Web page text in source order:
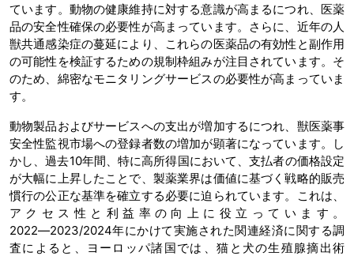
ています。動物の健康維持に対する意識が高まるにつれ、医薬
品の安全性確保の必要性が高まっています。さらに、近年の人
獣共通感染症の蔓延により、これらの医薬品の有効性と副作用
の可能性を検証するための規制枠組みが注目されています。そ
のため、綿密なモニタリングサービスの必要性が高まっていま
す。
動物製品およびサービスへの支出が増加するにつれ、獣医薬事
安全性監視市場への登録者数の増加が顕著になっています。し
かし、過去10年間、特に高所得国において、支払者の価格設定
が大幅に上昇したことで、製薬業界は価値に基づく戦略的販売
慣行の公正な基準を確立する必要に迫られています。これは、
アクセス性と利益率の向上に役立っています。
2022―2023/2024年にかけて実施された関連経済に関する調
査によると、ヨーロッパ諸国では​​、猫と犬の生殖腺摘出術